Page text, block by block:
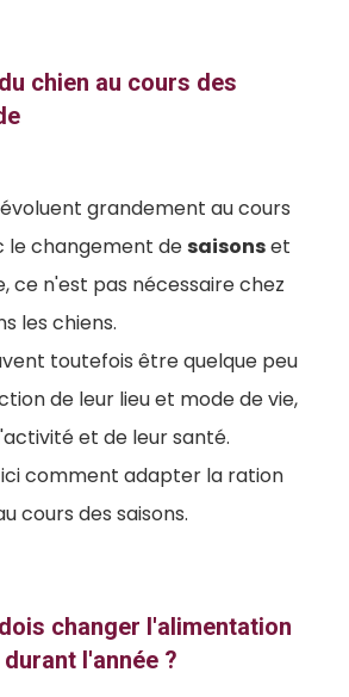
chien au cours des
grandement au cours
le changement desaisonset
ce n'est pas nécessaire chez
les chiens.
toutefois être quelque peu
de leur lieu et mode de vie,
et de leur santé.
ici comment adapter la ration
cours des saisons.
changer l'alimentation
l'année ?